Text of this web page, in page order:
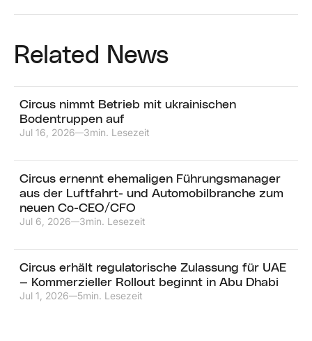
Related News
Circus nimmt Betrieb mit ukrainischen
Bodentruppen auf
Jul 16, 2026—3min. Lesezeit
Circus ernennt ehemaligen Führungsmanager
aus der Luftfahrt- und Automobilbranche zum
neuen Co-CEO/CFO
Jul 6, 2026—3min. Lesezeit
Circus erhält regulatorische Zulassung für UAE
— Kommerzieller Rollout beginnt in Abu Dhabi
Jul 1, 2026—5min. Lesezeit